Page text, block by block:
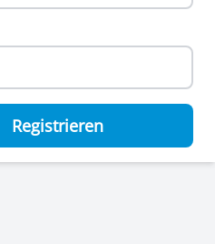
Registrieren